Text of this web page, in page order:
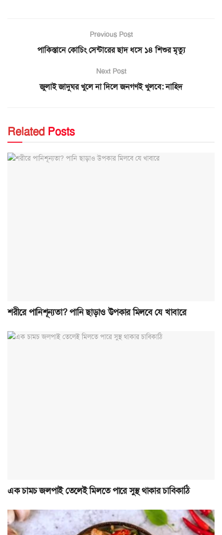
Previous Post
পাকিস্তানে কোচিং সেন্টারের ছাদ ধসে ১৪ শিশুর মৃত্যু
Next Post
জুলাই জাদুঘর খুলে না দিলে জনগণই খুলবে: নাহিদ
Related Posts
শরীরে পানিশূন্যতা? পানি ছাড়াও উপকার মিলবে যে খাবারে
এক চামচ জলপাই তেলেই মিলতে পারে সুস্থ থাকার চাবিকাঠি